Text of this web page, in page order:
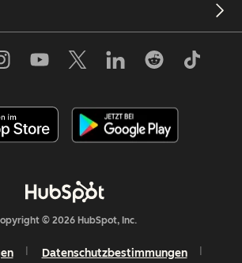
© 2026 HubSpot, Inc.
Datenschutzbestimmungen